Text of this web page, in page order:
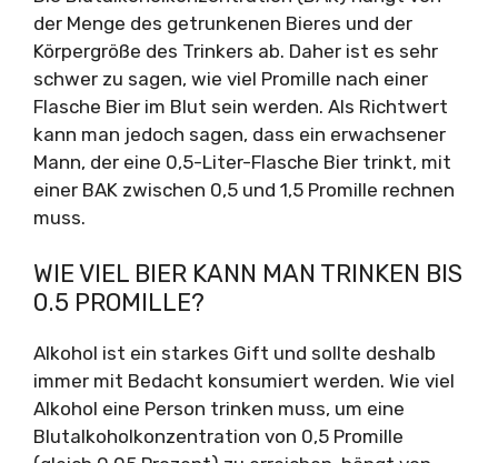
der Menge des getrunkenen Bieres und der
Körpergröße des Trinkers ab. Daher ist es sehr
schwer zu sagen, wie viel Promille nach einer
Flasche Bier im Blut sein werden. Als Richtwert
kann man jedoch sagen, dass ein erwachsener
Mann, der eine 0,5-Liter-Flasche Bier trinkt, mit
einer BAK zwischen 0,5 und 1,5 Promille rechnen
muss.
WIE VIEL BIER KANN MAN TRINKEN BIS
0.5 PROMILLE?
Alkohol ist ein starkes Gift und sollte deshalb
immer mit Bedacht konsumiert werden. Wie viel
Alkohol eine Person trinken muss, um eine
Blutalkoholkonzentration von 0,5 Promille